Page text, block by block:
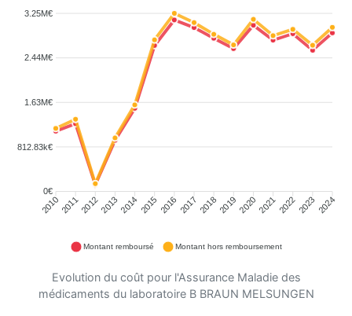
3.25M€
2.44M€
1.63M€
812.83k€
0€
201020112012201320142015 2016 2017 201820192020202120222023 2024
Montant remboursé Montant hors remboursement
Evolution du coût pour l'Assurance Maladie des
médicaments du laboratoire B BRAUN MELSUNGEN